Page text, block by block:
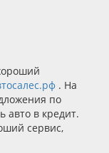
. На
по
авто в кредит.
сервис,